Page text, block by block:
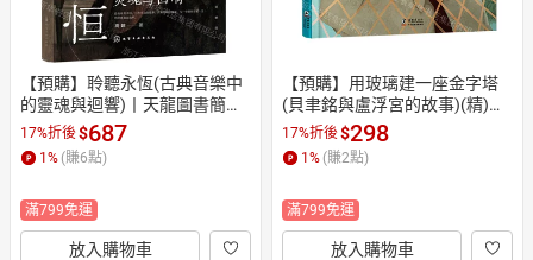
【預購】聆聽永恆(古典音樂中
的靈魂與迴響)丨天龍圖書簡體
字專賣店丨9787122504968 (tl
2610)
17%折後$687
1% (賺6點)
滿799免運
放入購物車
【預購】用玻璃建一座金字塔
(貝聿銘與盧浮宮的故事)(精)丨
天龍圖書簡體字專賣店丨97875
11078650 (tl2610)
17%折後$298
1% (賺2點)
滿799免運
放入購物車